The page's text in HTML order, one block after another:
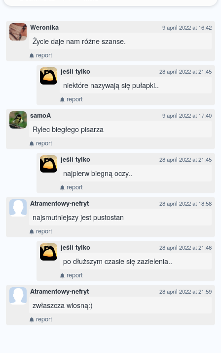
Weronika 9 april 2022 at 16:42
Życie daje nam różne szanse.
report
jeśli tylko 28 april 2022 at 21:45
niektóre nazywają się pułapki..
report
samoA 9 april 2022 at 17:40
Rylec biegłego pisarza
report
jeśli tylko 28 april 2022 at 21:45
najpierw biegną oczy..
report
Atramentowy-nefryt 28 april 2022 at 18:58
najsmutniejszy jest pustostan
report
jeśli tylko 28 april 2022 at 21:46
po dłuższym czasie się zazielenia..
report
Atramentowy-nefryt 28 april 2022 at 21:59
zwłaszcza wiosną:)
report